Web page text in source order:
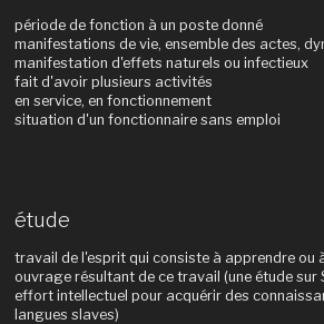
période de fonction à un poste donné
manifestations de vie, ensemble des actes,
manifestation d'effets naturels ou infectieux
fait d'avoir plusieurs activités
en service, en fonctionnement
situation d'un fonctionnaire sans emploi
étude
travail de l'esprit qui consiste à apprendre ou
ouvrage résultant de ce travail (une étude sur
effort intellectuel pour acquérir des
langues slaves)